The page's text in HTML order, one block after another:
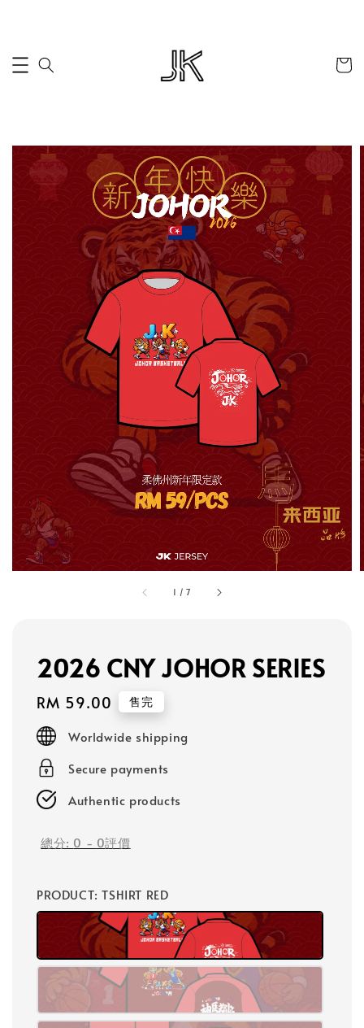
1 /7
2026 CNY JOHOR SERIES
Regular
price
RM 59.00 售完
Worldwide shipping
Secure payments
Authentic products
總分: 0 - 0評價
PRODUCT: TSHIRT RED